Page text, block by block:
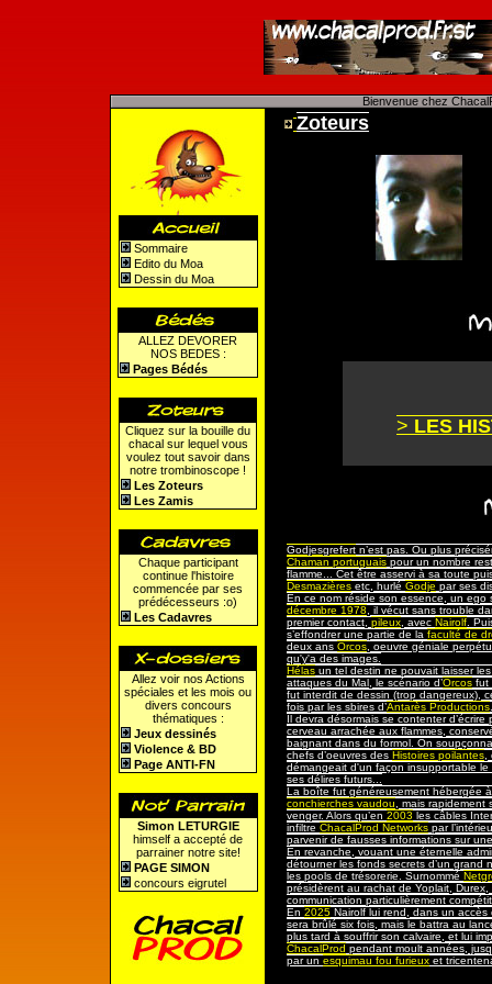
Bienvenue chez
Sommaire
Edito du Moa
Dessin du Moa
ALLEZ DEVORER
NOS BEDES :
Pages Bédés
Cliquez sur la bouille du
chacal sur lequel vous
voulez tout savoir dans
notre trombinoscope !
Les Zoteurs
Les Zamis
Chaque participant
continue l'histoire
commencée par ses
prédécesseurs :o)
Les Cadavres
Allez voir nos Actions
spéciales et les mois ou
divers concours
thématiques :
Jeux dessinés
Violence & BD
Page ANTI-FN
Simon LETURGIE
himself a accepté de
parrainer notre site!
PAGE SIMON
concours eigrutel
Zoteurs
> LES
Godjesgrefert n’est pas. Ou plus
Chaman portuguais pour un nombre
flamme... Cet être asservi à sa toute
Desmazières etc, hurlé Godje par ses
En ce nom réside son essence, un
décembre 1978 , il vécut sans trouble
premier contact, pileux , avec Nairolf .
s’effondrer une partie de la faculté de
deux ans Orcos , oeuvre géniale
qu'y'a des images.
Hélas un tel destin ne pouvait laisser
attaques du Mal, le scénario d’Orcos fut
fut interdit de dessin (trop dangereux),
fois par les sbires d’Antarès Productions
Il devra désormais se contenter
cerveau arrachée aux flammes,
baignant dans du formol. On
chefs d’oeuvres des Histoires poilantes
démangeait d'un façon insupportable
ses délires futurs...
La boîte fut généreusement hébergée
conchierches vaudou , mais
venger. Alors qu’en 2003 les câbles
infiltre ChacalProd Networks par
parvenir de fausses informations sur
En revanche, vouant une éternelle
détourner les fonds secrets d’un grand
les pools de trésorerie. Surnommé
présidèrent au rachat de Yoplait,
communication particulièrement
En 2025 Nairolf lui rend, dans un
sera brûlé six fois, mais le battra au
plus tard à souffrir son calvaire, et lui
ChacalProd pendant moult années,
par un esquimau fou furieux et